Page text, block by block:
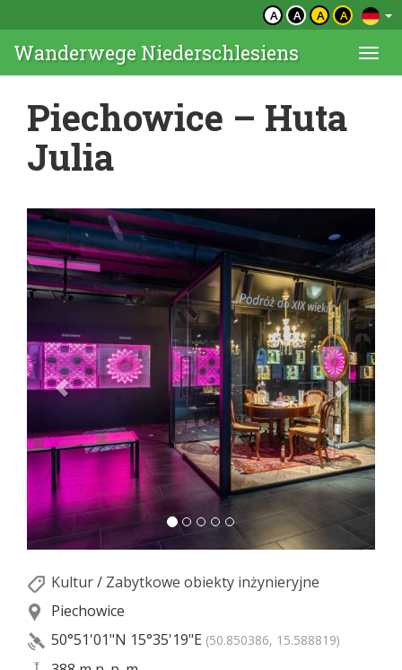
A A A A
Wanderwege Niederschlesiens
Piechowice – Huta
Julia
Kultur/ Zabytkowe obiekty inżynieryjne
Piechowice
50°51'01"N 15°35'19"E (50.850386, 15.588819)